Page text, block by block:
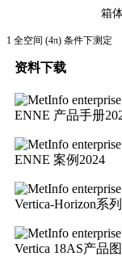
箱
1 全空间 (4π) 条件下测定
资料下载
ENNE 产品手册
ENNE 案例2024
Vertica-Horizon系
Vertica 18AS产品